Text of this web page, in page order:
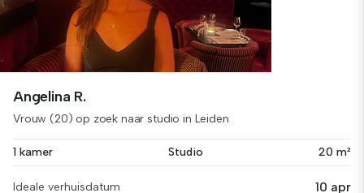
Angelina R.
Vrouw (20) op zoek naar studio in Leiden
1 kamer Studio 20 m²
Ideale verhuisdatum 10 apr